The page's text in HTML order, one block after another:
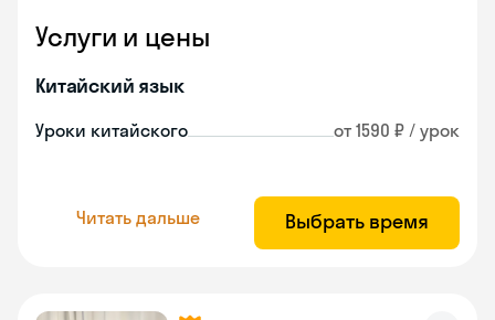
Услуги и цены
Китайский язык
Уроки китайского от 1590 ₽ / урок
Читать дальше Выбрать время